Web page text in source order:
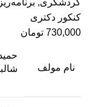
گردشگری,
کنکور دکتری
730,000 تومان
نام مولف